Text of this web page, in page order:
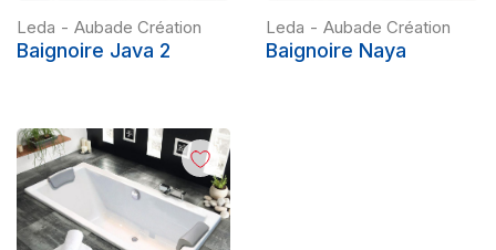
Leda - Aubade Création
Baignoire Java 2
Leda - Aubade Création
Baignoire Naya